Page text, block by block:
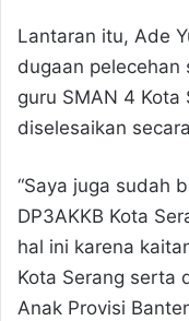
Lantaran itu, Ade
dugaan pelecehan
guru SMAN 4
diselesaikan
“Saya juga sudah
DP3AKKB Kota
hal ini karena
Kota Serang serta
Anak Provisi